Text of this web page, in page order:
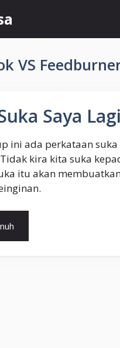
VS
Saya
ini ada perkataan
kira kita suka
itu akan